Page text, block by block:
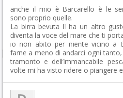
anche il mio è Barcarello è le
sono proprio quelle.
La birra bevuta lì ha un altro
diventa la voce del mare che ti
io non abito per niente vicino a
farne a meno di andarci ogni
tramonto e dell’immancabile
volte mi ha visto ridere o piangere